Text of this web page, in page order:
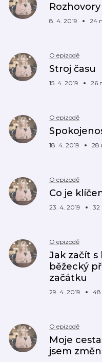
8. 4. 2019 24
O epizodě
Stroj času
15. 4. 2019 26
O epizodě
18. 4. 2019 28
O epizodě
Co je
23. 4. 2019 32
O epizodě
Jak začít
běžecký
začátku
29. 4. 2019 48
O epizodě
Moje
jsem